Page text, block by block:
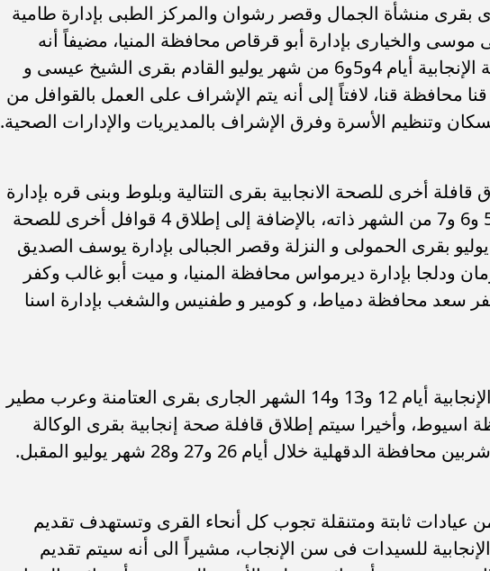
4 و5 يوليو الجارى بقرى منشأة الجمال وقصر رشوان والمركز الطبى بإدارة طامية
موسى والخيارى بإدارة أبو قرقاص محافظة المنيا، مضيفاً أنه
سيتم إطلاق قافلة أخرى للصحة الإنجابية أيام 4و5و6 من شهر يوليو القادم بقرى الشيخ عيسى و
محافظة قنا، لافتاً إلى أنه يتم الإشراف على العمل بالقوافل من
وتنظيم الأسرة وفرق الإشراف بالمديريات والإدارات الصحية.
أخرى للصحة الانجابية بقرى التتالية وبلوط وبنى قره بإدارة
القوصية محافظة أسيوط أيام 5 و6 و7 من الشهر ذاته، بالإضافة إلى إطلاق 4 قوافل أخرى للصحة
6 و7 و8 من شهر يوليو بقرى الحمولى و النزلة وقصر الجبالى بإدارة يوسف الصديق
ودلجا بإدارة ديرمواس محافظة المنيا، و ميت أبو غالب وكفر
سعد محافظة دمياط، و كومير و طفنيس والشغب بإدارة اسنا
كما سيتم إطلاق قافلة للصحة الإنجابية أيام 12 و13 و14 الشهر الجارى بقرى العتامنة وعرب مطير
اسيوط، وأخيرا سيتم إطلاق قافلة صحة إنجابية بقرى الوكالة
خلال أيام 26 و27 و28 شهر يوليو المقبل.
عيادات ثابتة ومتنقلة تجوب كل أنحاء القرى وتستهدف تقديم
للسيدات فى سن الإنجاب، مشيراً الى أنه سيتم تقديم
بكأس خوان جامبر
يقترب من العودة إلى القاهرة